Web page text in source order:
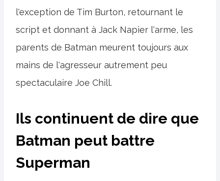
l'exception de Tim Burton, retournant le
script et donnant à Jack Napier l'arme, les
parents de Batman meurent toujours aux
mains de l'agresseur autrement peu
spectaculaire Joe Chill.
Ils continuent de dire que
Batman peut battre
Superman